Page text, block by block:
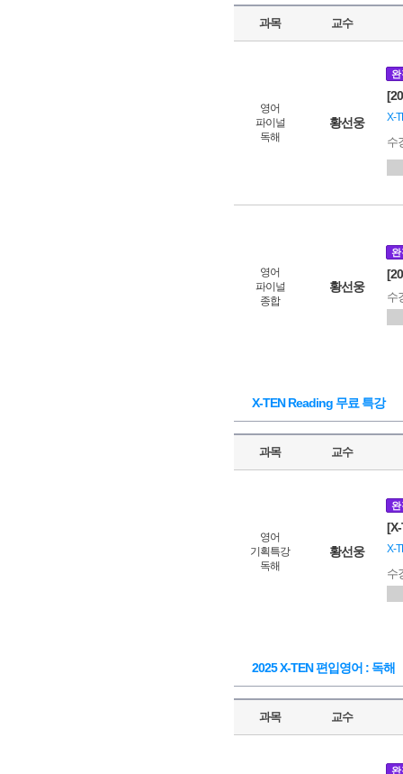
과목 교수
영어
파이널
독해
황선웅
완
X-
수
영어
파이널
종합
황선웅
완
수
X-TEN Reading 무료 특강
과목 교수
영어
기획특강
독해
황선웅
완
X-
수
2025 X-TEN 편입영어 : 독해
과목 교수
완